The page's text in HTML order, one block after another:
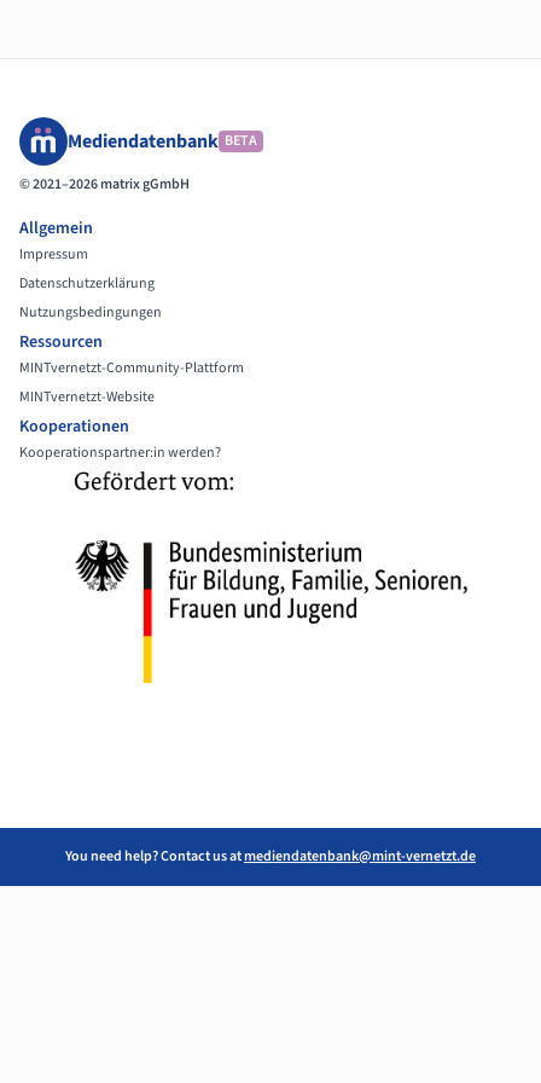
Mediendatenbank BETA
© 2021–2026 matrix gGmbH
Allgemein
Impressum
Datenschutzerklärung
Nutzungsbedingungen
Ressourcen
MINTvernetzt-Community-Plattform
MINTvernetzt-Website
Kooperationen
Kooperationspartner:in werden?
You need help? Contact us atmediendatenbank@mint-vernetzt.de